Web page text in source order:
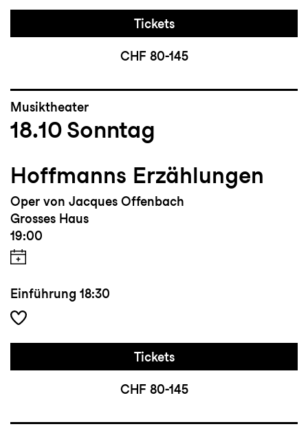
Tickets
CHF 80-145
Musiktheater
18.10 Sonntag
Hoffmanns Erzählungen
Oper von Jacques Offenbach
Grosses Haus
19:00
Einführung 18:30
Tickets
CHF 80-145